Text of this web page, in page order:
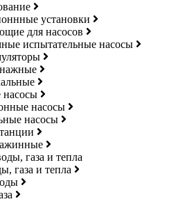
установки
для насосов
испытательные насосы
насосы
насосы
газа и тепла